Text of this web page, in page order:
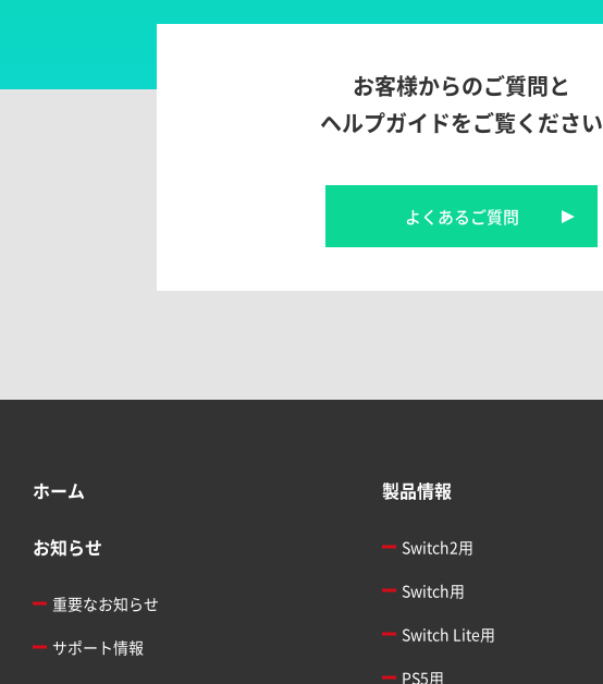
お客様からのご質問と
ヘルプガイドをご覧ください
よくあるご質問
ホーム
お知らせ
重要なお知らせ
サポート情報
製品情報
Switch2用
Switch用
Switch Lite用
PS5用